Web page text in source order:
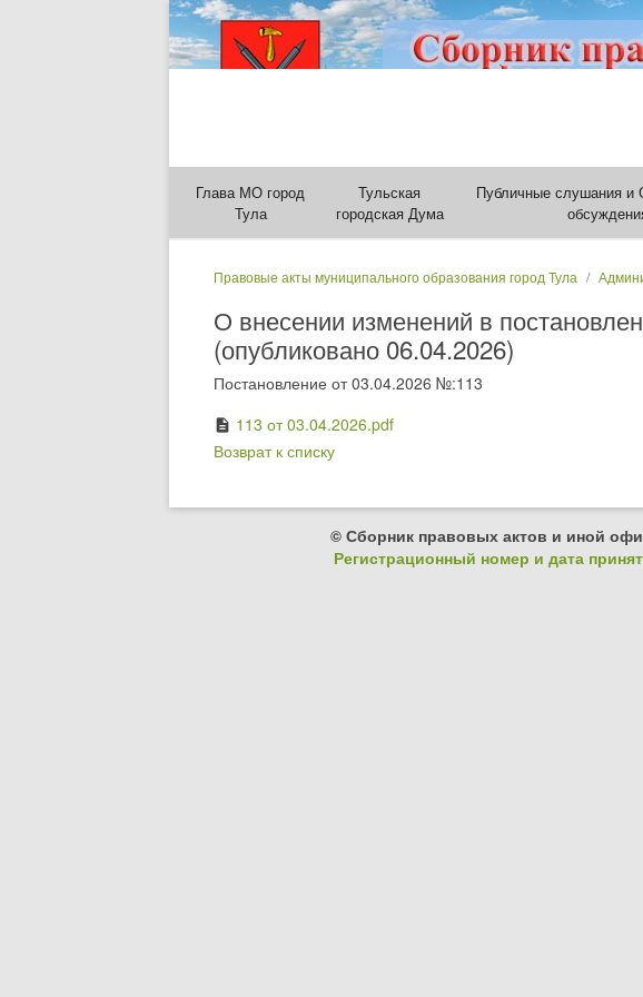
Глава МО город
Тула
Тульская
городская Дума
Публичные слушания и
Правовые акты муниципального образования город Тула
О внесении изменений в
(опубликовано 06.04.2026)
Постановление от 03.04.2026 №:113
description 113 от 03.04.2026.pdf
Возврат к списку
© Сборник правовых актов и иной
Регистрационный номер и дата